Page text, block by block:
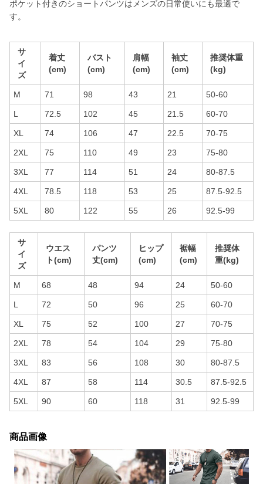
ポケット付きのショートパンツはメンズの日常使いにも最適で
す。
サ
イ
ズ
着丈
(cm)
バスト
(cm)
肩幅
(cm)
袖丈
(cm)
推奨体重
(kg)
M 71 98 43 21 50-60
L 72.5 102 45 21.5 60-70
XL 74 106 47 22.5 70-75
2XL 75 110 49 23 75-80
3XL 77 114 51 24 80-87.5
4XL 78.5 118 53 25 87.5-92.5
5XL 80 122 55 26 92.5-99
サ
イ
ズ
ウエス
ト(cm)
パンツ
丈(cm)
ヒップ
(cm)
裾幅
(cm)
推奨体
重(kg)
M 68 48 94 24 50-60
L 72 50 96 25 60-70
XL 75 52 100 27 70-75
2XL 78 54 104 29 75-80
3XL 83 56 108 30 80-87.5
4XL 87 58 114 30.5 87.5-92.5
5XL 90 60 118 31 92.5-99
商品画像